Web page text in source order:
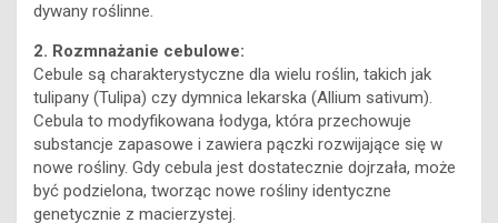
dywany roślinne.
2. Rozmnażanie cebulowe:
Cebule są charakterystyczne dla wielu roślin, takich jak
tulipany (Tulipa) czy dymnica lekarska (Allium sativum).
Cebula to modyfikowana łodyga, która przechowuje
substancje zapasowe i zawiera pączki rozwijające się w
nowe rośliny. Gdy cebula jest dostatecznie dojrzała, może
być podzielona, tworząc nowe rośliny identyczne
genetycznie z macierzystej.